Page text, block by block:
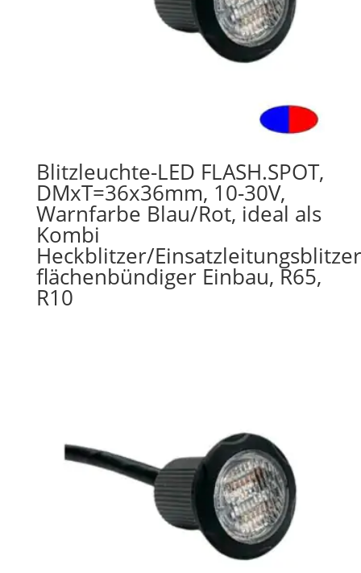
Blitzleuchte-LED FLASH.SPOT,
DMxT=36x36mm, 10-30V,
Warnfarbe Blau/Rot, ideal als
Kombi
Heckblitzer/
flächenbündiger Einbau, R65,
R10